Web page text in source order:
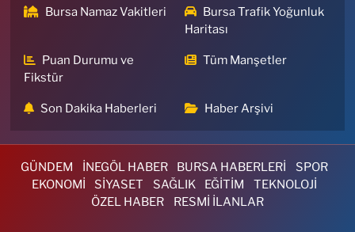
Bursa Namaz Vakitleri
Bursa Trafik Yoğunluk
Haritası
Puan Durumu ve
Fikstür
Tüm Manşetler
Son Dakika Haberleri Haber Arşivi
GÜNDEM İNEGÖL HABER BURSA HABERLERİ
SPOR
EKONOMİ
SİYASET SAĞLIK EĞİTİM
TEKNOLOJİ
ÖZEL HABER
RESMİ İLANLAR